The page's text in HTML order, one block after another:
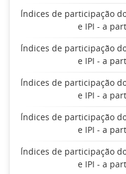
Índices de participação
e IPI - a
Índices de participação
e IPI - a
Índices de participação
e IPI - a
Índices de participação
e IPI - a
Índices de participação
e IPI - a